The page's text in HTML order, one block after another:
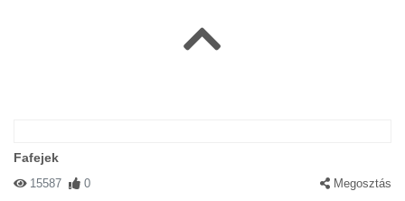
Fafejek
15587 0 Megosztás